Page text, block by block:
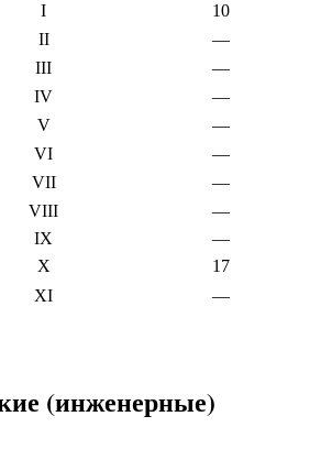
I
10
II
—
III
—
IV
—
V
—
VI
—
VII
—
VIII
—
IX
—
X
17
XI
—
(инженерные)